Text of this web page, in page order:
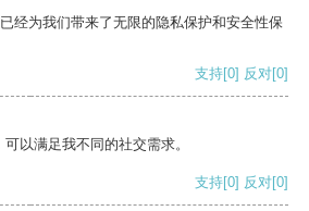
经为我们带来了无限的隐私保护和安全性保
支持[0] 反对[0]
以满足我不同的社交需求。
支持[0] 反对[0]